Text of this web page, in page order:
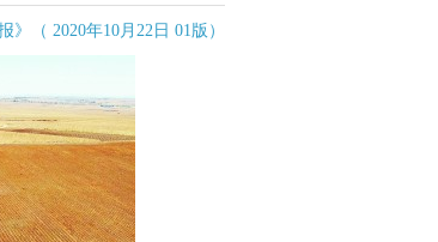
》（ 2020年10月22日 01版）